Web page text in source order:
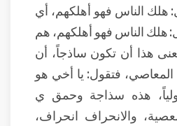
هلك الناس فهو أهلكهم، أي
هلك الناس فهو أهلكهم، هم
هذا أن تكون ساذجاً، أن
المعاصي، فتقول: يا أخي هو
هذه سذاجة وحمق ي
والانحراف انحراف،